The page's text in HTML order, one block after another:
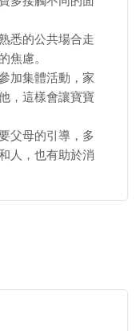
悉的公共場合走
焦慮。
加集體活動，家
，這樣會讓寶寶
父母的引導，多
人，也有助於消